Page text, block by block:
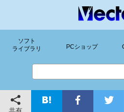
ソフト
ライブラリ
PCショップ